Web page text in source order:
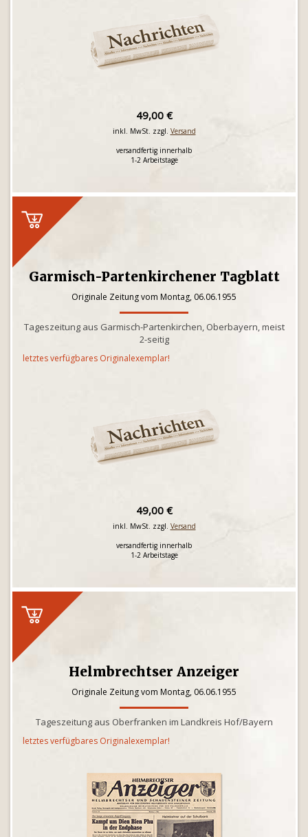
49,00 €
inkl. MwSt. zzgl. Versand
versandfertig innerhalb
1-2 Arbeitstage
Garmisch-Partenkirchener Tagblatt
Originale Zeitung vom Montag, 06.06.1955
Tageszeitung aus Garmisch-Partenkirchen, Oberbayern, meist
2-seitig
letztes verfügbares Originalexemplar!
49,00 €
inkl. MwSt. zzgl. Versand
versandfertig innerhalb
1-2 Arbeitstage
Helmbrechtser Anzeiger
Originale Zeitung vom Montag, 06.06.1955
Tageszeitung aus Oberfranken im Landkreis Hof/Bayern
letztes verfügbares Originalexemplar!